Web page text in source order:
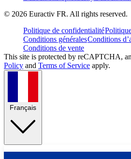
© 2026 Euractiv FR. All rights reserved.
Politique de confidentialité
Conditions généralesConditions
Conditions de vente
This site is protected by reCAPTCHA,
Policy and Terms of Service apply.
Français